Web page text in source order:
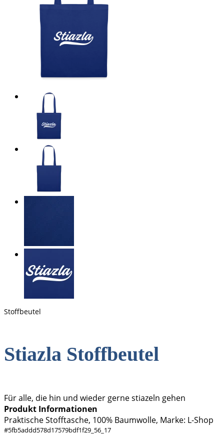
Stoffbeutel
Stiazla Stoffbeutel
Für alle, die hin und wieder gerne stiazeln gehen
Produkt Informationen
Praktische Stofftasche, 100% Baumwolle, Marke: L-Shop
#5fb5addd578d17579bdf1f29_56_17